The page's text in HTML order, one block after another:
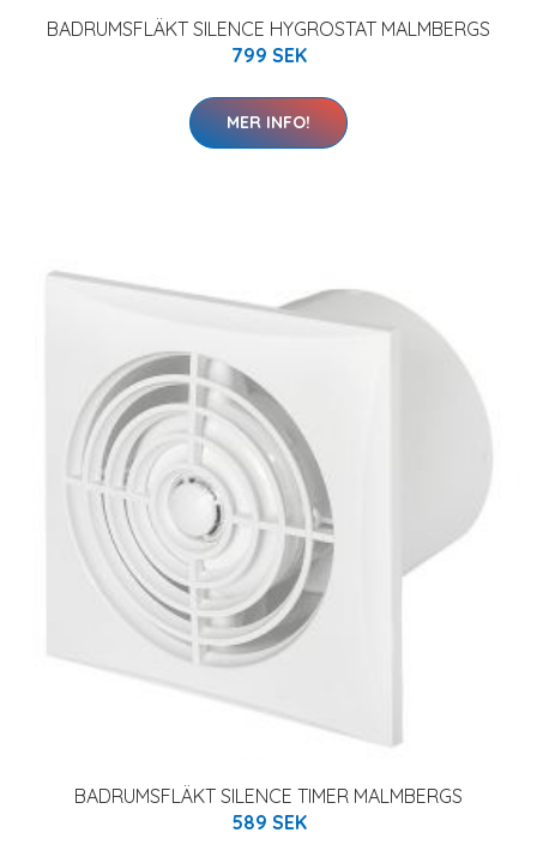
BADRUMSFLÄKT SILENCE HYGROSTAT MALMBERGS
799 SEK
MER INFO!
BADRUMSFLÄKT SILENCE TIMER MALMBERGS
589 SEK